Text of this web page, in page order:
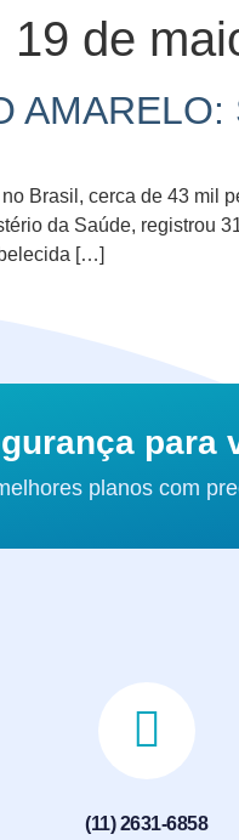
19 de
no Brasil, cerca de 43 mil
da Saúde, registrou
[…]
para
planos com
(11) 2631-6858